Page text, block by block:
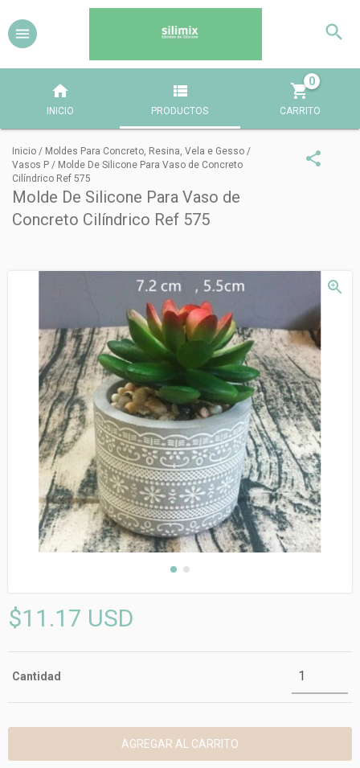
INICIO PRODUCTOS CARRITO
0
Inicio / Moldes Para Concreto, Resina, Vela e Gesso /
Vasos P / Molde De Silicone Para Vaso de Concreto
Cilíndrico Ref 575
Molde De Silicone Para Vaso de
Concreto Cilíndrico Ref 575
$11.17 USD
Cantidad